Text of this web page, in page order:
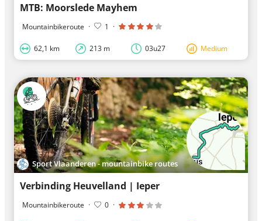
MTB: Moorslede Mayhem
Mountainbikeroute · 1 ·
62,1 km 213 m 03u27 Medium
Sport Vlaanderen - mountainbike routes
Verbinding Heuvelland | Ieper
Mountainbikeroute · 0 ·